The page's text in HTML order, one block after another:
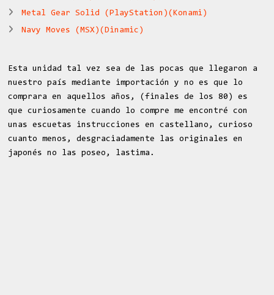
Metal Gear Solid (PlayStation)(Konami)
Navy Moves (MSX)(Dinamic)
Esta unidad tal vez sea de las pocas que llegaron a
nuestro país mediante importación y no es que lo
comprara en aquellos años, (finales de los 80) es
que curiosamente cuando lo compre me encontré con
unas escuetas instrucciones en castellano, curioso
cuanto menos, desgraciadamente las originales en
japonés no las poseo, lastima.